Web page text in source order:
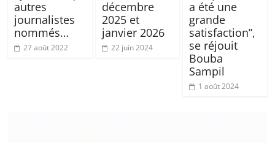
autres
journalistes
nommés…
27 août 2022
décembre
2025 et
janvier 2026
22 juin 2024
a été une
grande
satisfaction”,
se réjouit
Bouba
Sampil
1 août 2024